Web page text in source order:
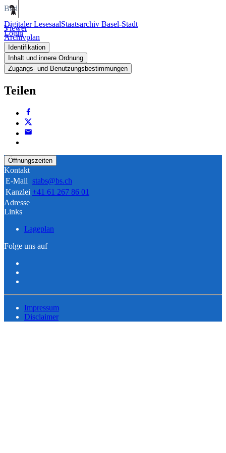
Digitaler LesesaalStaatsarchiv Basel-Stadt
Login
Bild
Viewer
Archivplan
Identifikation
Inhalt und innere Ordnung
Zugangs- und Benutzungsbestimmungen
Teilen
Öffnungszeiten
Kontakt
E-Mail stabs@bs.ch
Kanzlei +41 61 267 86 01
Adresse
Links
Lageplan
Folge uns auf
Impressum
Disclaimer